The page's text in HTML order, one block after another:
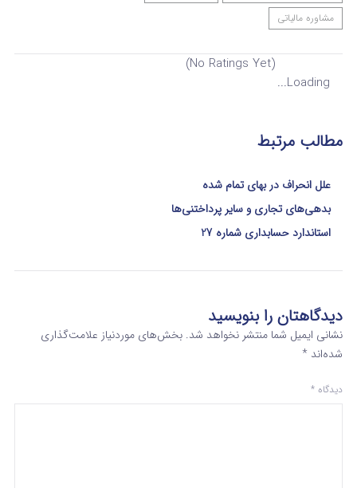
مشاوره مالیاتی
(No Ratings Yet)
Loading...
مطالب مرتبط
علل انحراف در بهای تمام شده
بدهی‌های تجاری و سایر پرداختنی‌ها
استاندارد حسابداری شماره 27
دیدگاهتان را بنویسید
نشانی ایمیل شما منتشر نخواهد شد. بخش‌های موردنیاز علامت‌گذاری
شده‌اند *
دیدگاه *